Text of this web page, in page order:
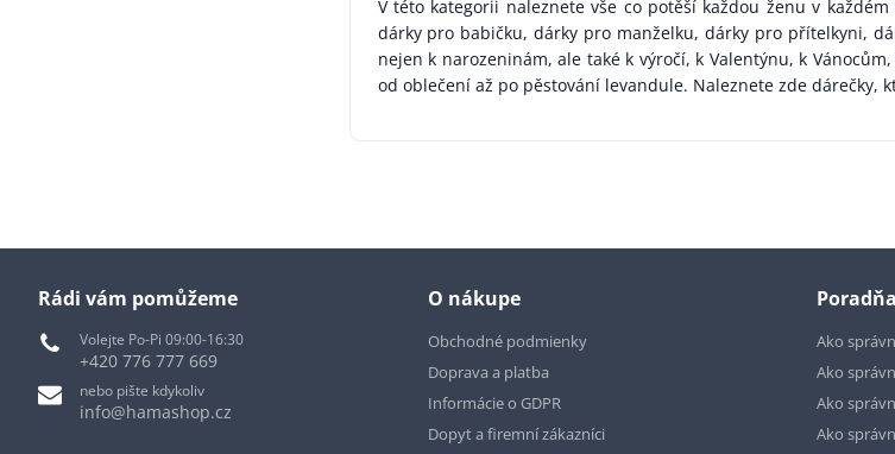
V této kategorii naleznete vše co potěší každou ženu v
dárky pro babičku, dárky pro manželku, dárky pro přítelkyni,
nejen k narozeninám, ale také k výročí, k Valentýnu, k
od oblečení až po pěstování levandule. Naleznete zde dárečky,
Rádi vám pomůžeme
Volejte Po-Pi 09:00-16:30
+420 776 777 669
nebo pište kdykoliv
info@hamashop.cz
O nákupe
Obchodné podmienky
Doprava a platba
Informácie o GDPR
Dopyt a firemní zákazníci
Poradňa
Ako
Ako
Ako
Ako